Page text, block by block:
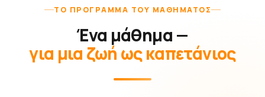
ΤΟ ΠΡΌΓΡΑΜΜΑ ΤΟΥ ΜΑΘΉΜΑΤΟΣ
Ένα μάθημα —
για μια ζωή ως καπετάνιος